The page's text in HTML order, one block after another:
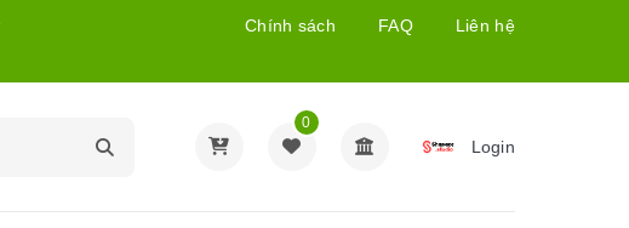
Chính sách FAQ Liên hệ
0
Login